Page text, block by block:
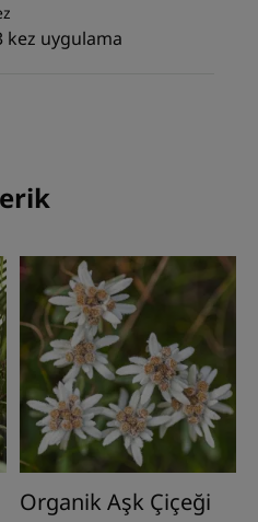
kez uygulama
Organik Aşk Çiçeği